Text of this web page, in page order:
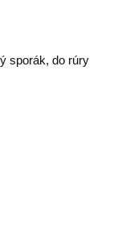
sporák, do rúry